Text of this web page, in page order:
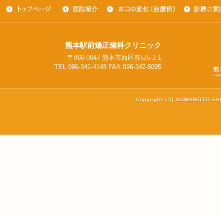
熊本駅前矯正歯科クリニック
〒860-0047 熊本市西区春日5-2-1
TEL.096-342-4148 FAX.096-342-5095